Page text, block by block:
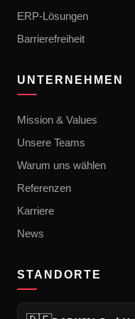
ERP-Lösungen
Barrierefreiheit
UNTERNEHMEN
Mission & Values
Unsere Teams
Warum uns wählen
Referenzen
Karriere
News
STANDORTE